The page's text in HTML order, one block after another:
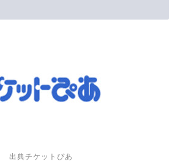
出典チケットぴあ